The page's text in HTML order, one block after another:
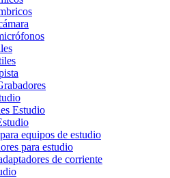
Estudio
equipos de estudio
para estudio
de corriente